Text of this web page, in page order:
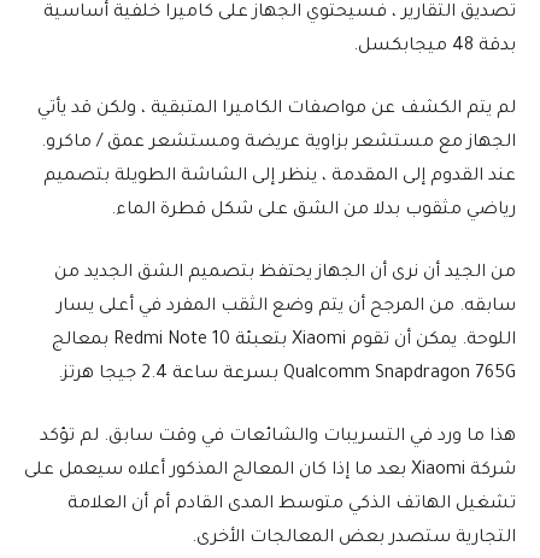
تصديق التقارير ، فسيحتوي الجهاز على كاميرا خلفية أساسية
بدقة 48 ميجابكسل.
لم يتم الكشف عن مواصفات الكاميرا المتبقية ، ولكن قد يأتي
الجهاز مع مستشعر بزاوية عريضة ومستشعر عمق / ماكرو.
عند القدوم إلى المقدمة ، ينظر إلى الشاشة الطويلة بتصميم
رياضي مثقوب بدلا من الشق على شكل قطرة الماء.
من الجيد أن نرى أن الجهاز يحتفظ بتصميم الشق الجديد من
سابقه. من المرجح أن يتم وضع الثقب المفرد في أعلى يسار
اللوحة. يمكن أن تقوم Xiaomi بتعبئة Redmi Note 10 بمعالج
Qualcomm Snapdragon 765G بسرعة ساعة 2.4 جيجا هرتز.
هذا ما ورد في التسريبات والشائعات في وقت سابق. لم تؤكد
شركة Xiaomi بعد ما إذا كان المعالج المذكور أعلاه سيعمل على
تشغيل الهاتف الذكي متوسط المدى القادم أم أن العلامة
التجارية ستصدر بعض المعالجات الأخرى.